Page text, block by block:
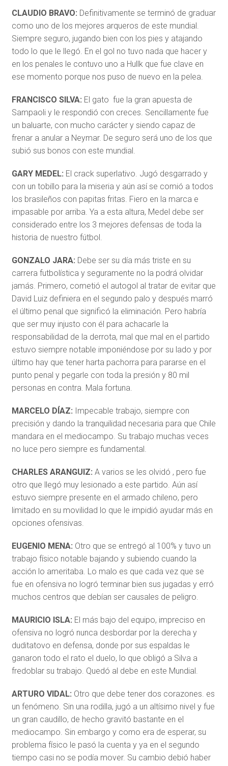
CLAUDIO BRAVO: Definitivamente se terminó de graduar
como uno de los mejores arqueros de este mundial.
Siempre seguro, jugando bien con los pies y atajando
todo lo que le llegó. En el gol no tuvo nada que hacer y
en los penales le contuvo uno a Hullk que fue clave en
ese momento porque nos puso de nuevo en la pelea.
FRANCISCO SILVA: El gato fue la gran apuesta de
Sampaoli y le respondió con creces. Sencillamente fue
un baluarte, con mucho carácter y siendo capaz de
frenar a anular a Neymar. De seguro será uno de los que
subió sus bonos con este mundial.
GARY MEDEL: El crack superlativo. Jugó desgarrado y
con un tobillo para la miseria y aún así se comió a todos
los brasileños con papitas fritas. Fiero en la marca e
impasable por arriba. Ya a esta altura, Medel debe ser
considerado entre los 3 mejores defensas de toda la
historia de nuestro fútbol.
GONZALO JARA: Debe ser su día más triste en su
carrera futbolística y seguramente no la podrá olvidar
jamás. Primero, cometió el autogol al tratar de evitar que
David Luiz definiera en el segundo palo y después marró
el último penal que significó la eliminación. Pero habría
que ser muy injusto con él para achacarle la
responsabilidad de la derrota, mal que mal en el partido
estuvo siempre notable imponiéndose por su lado y por
último hay que tener harta pachorra para pararse en el
punto penal y pegarle con toda la presión y 80 mil
personas en contra. Mala fortuna.
MARCELO DÍAZ: Impecable trabajo, siempre con
precisión y dando la tranquilidad necesaria para que Chile
mandara en el mediocampo. Su trabajo muchas veces
no luce pero siempre es fundamental.
CHARLES ARANGUIZ: A varios se les olvidó , pero fue
otro que llegó muy lesionado a este partido. Aún así
estuvo siempre presente en el armado chileno, pero
limitado en su movilidad lo que le impidió ayudar más en
opciones ofensivas.
EUGENIO MENA: Otro que se entregó al 100% y tuvo un
trabajo físico notable bajando y subiendo cuando la
acción lo ameritaba. Lo malo es que cada vez que se
fue en ofensiva no logró terminar bien sus jugadas y erró
muchos centros que debían ser causales de peligro.
MAURICIO ISLA: El más bajo del equipo, impreciso en
ofensiva no logró nunca desbordar por la derecha y
duditatovo en defensa, donde por sus espaldas le
ganaron todo el rato el duelo, lo que obligó a Silva a
fredoblar su trabajo. Quedó al debe en este Mundial.
ARTURO VIDAL: Otro que debe tener dos corazones. es
un fenómeno. Sin una rodilla, jugó a un altísimo nivel y fue
un gran caudillo, de hecho gravitó bastante en el
mediocampo. Sin embargo y como era de esperar, su
problema físico le pasó la cuenta y ya en el segundo
tiempo casi no se podía mover. Su cambio debió haber